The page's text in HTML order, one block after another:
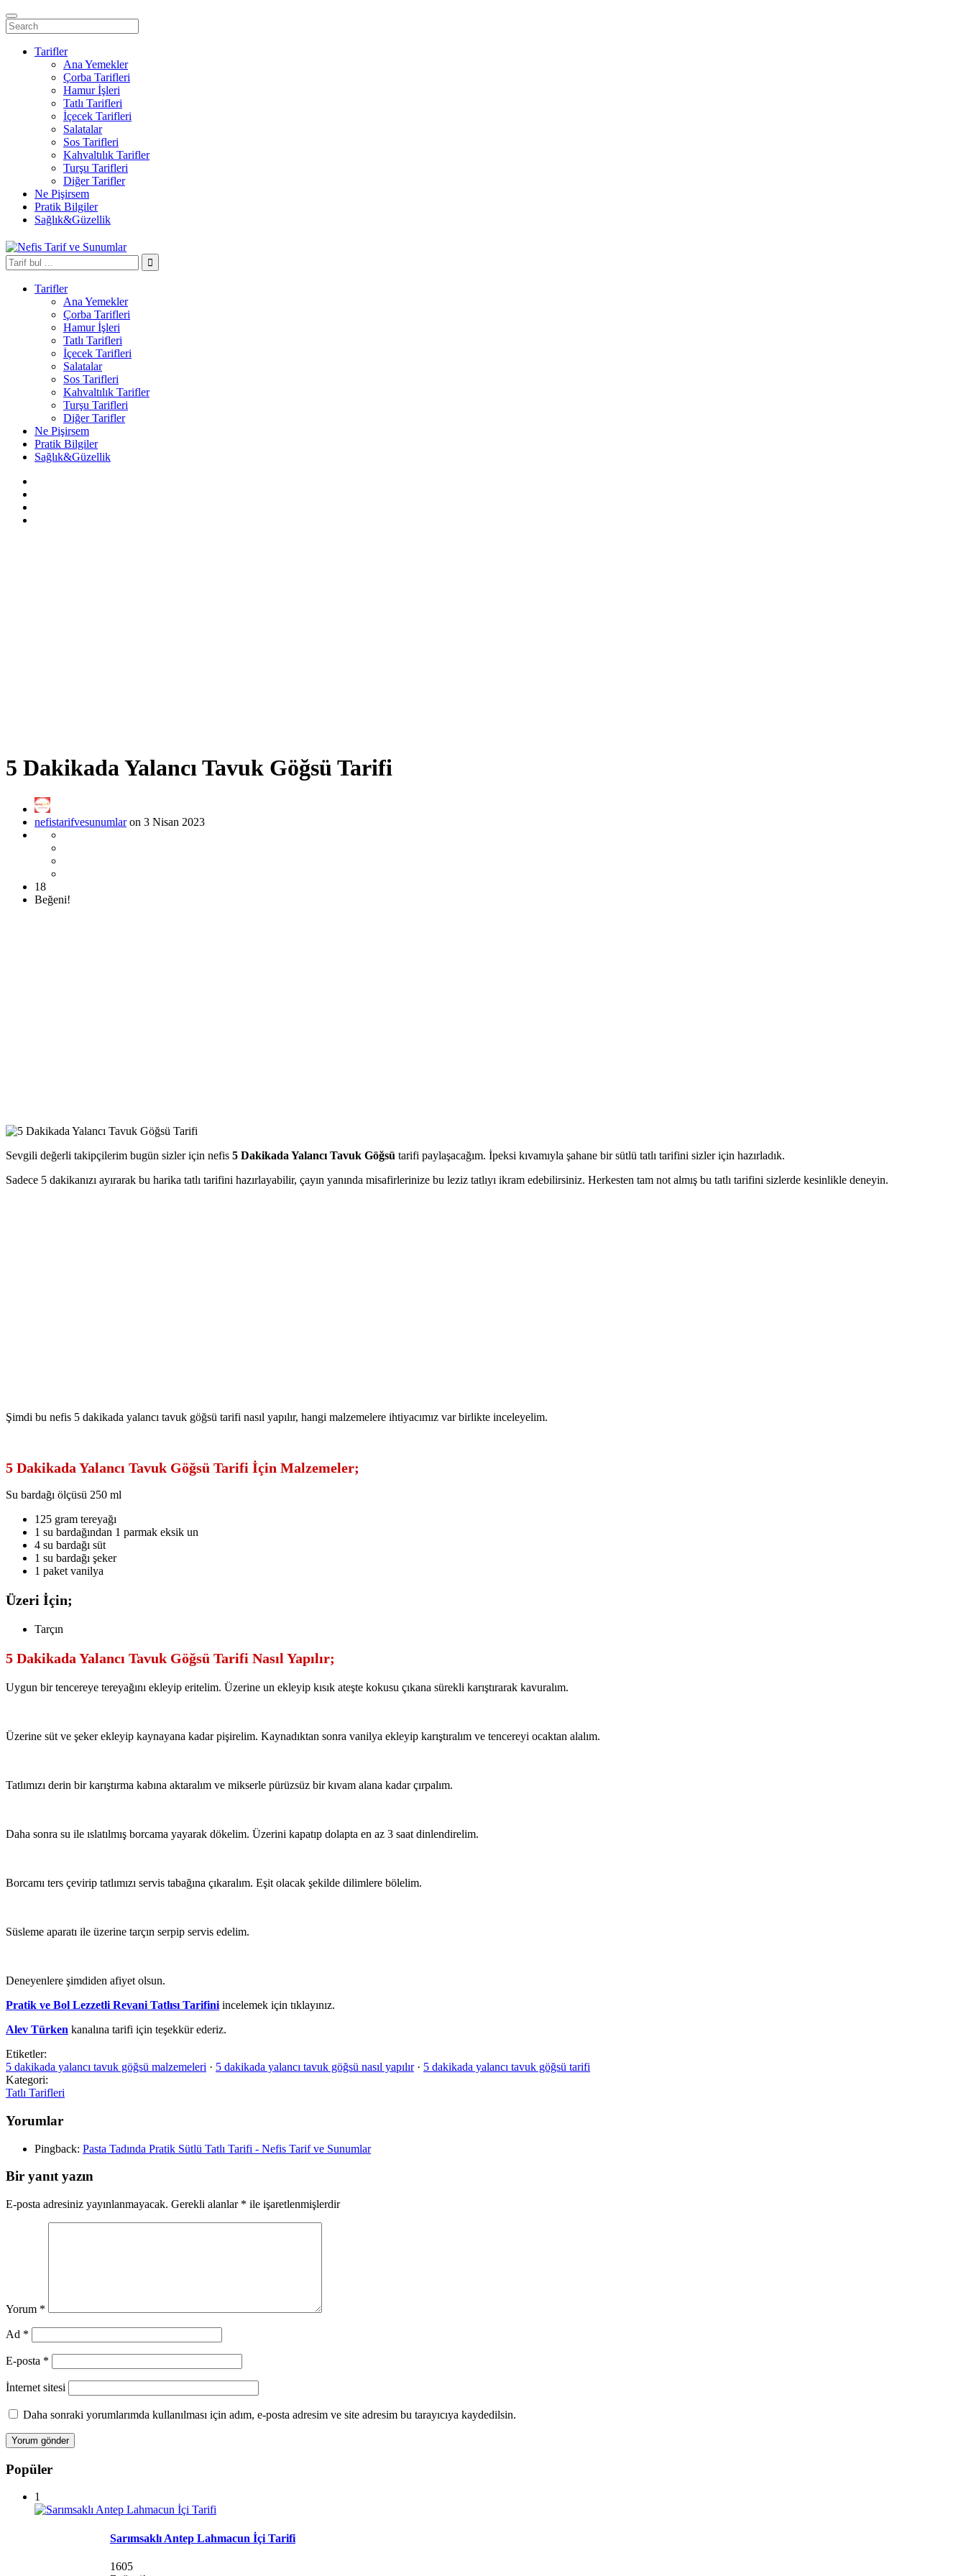
Tarifler
Ana Yemekler
Çorba Tarifleri
Hamur İşleri
Tatlı Tarifleri
İçecek Tarifleri
Salatalar
Sos Tarifleri
Kahvaltılık Tarifler
Turşu Tarifleri
Diğer Tarifler
Ne Pişirsem
Pratik Bilgiler
Sağlık&Güzellik
Tarifler
Ana Yemekler
Çorba Tarifleri
Hamur İşleri
Tatlı Tarifleri
İçecek Tarifleri
Salatalar
Sos Tarifleri
Kahvaltılık Tarifler
Turşu Tarifleri
Diğer Tarifler
Ne Pişirsem
Pratik Bilgiler
Sağlık&Güzellik
5 Dakikada Yalancı Tavuk Göğsü Tarifi
nefistarifvesunumlaron 3 Nisan 2023
18
Beğeni!
Sevgili değerli takipçilerim bugün sizler için nefis 5 Dakikada Yalancı Tavuk Göğsü tarifi paylaşacağım. İpeksi kıvamıyla şahane bir sütlü tatlı tarifini sizler için hazırladık.
Sadece 5 dakikanızı ayırarak bu harika tatlı tarifini hazırlayabilir, çayın yanında misafirlerinize bu leziz tatlıyı ikram edebilirsiniz. Herkesten tam not almış bu tatlı tarifini sizlerde kesinlikle deneyin.
Şimdi bu nefis 5 dakikada yalancı tavuk göğsü tarifi nasıl yapılır, hangi malzemelere ihtiyacımız var birlikte inceleyelim.
5 Dakikada Yalancı Tavuk Göğsü Tarifi İçin Malzemeler;
Su bardağı ölçüsü 250 ml
125 gram tereyağı
1 su bardağından 1 parmak eksik un
4 su bardağı süt
1 su bardağı şeker
1 paket vanilya
Üzeri İçin;
Tarçın
5 Dakikada Yalancı Tavuk Göğsü Tarifi Nasıl Yapılır;
Uygun bir tencereye tereyağını ekleyip eritelim. Üzerine un ekleyip kısık ateşte kokusu çıkana sürekli karıştırarak kavuralım.
Üzerine süt ve şeker ekleyip kaynayana kadar pişirelim. Kaynadıktan sonra vanilya ekleyip karıştıralım ve tencereyi ocaktan alalım.
Tatlımızı derin bir karıştırma kabına aktaralım ve mikserle pürüzsüz bir kıvam alana kadar çırpalım.
Daha sonra su ile ıslatılmış borcama yayarak dökelim. Üzerini kapatıp dolapta en az 3 saat dinlendirelim.
Borcamı ters çevirip tatlımızı servis tabağına çıkaralım. Eşit olacak şekilde dilimlere bölelim.
Süsleme aparatı ile üzerine tarçın serpip servis edelim.
Deneyenlere şimdiden afiyet olsun.
Pratik ve Bol Lezzetli Revani Tatlısı Tarifini incelemek için tıklayınız.
Alev Türken kanalına tarifi için teşekkür ederiz.
Etiketler:
5 dakikada yalancı tavuk göğsü malzemeleri · 5 dakikada yalancı tavuk göğsü nasıl yapılır· 5 dakikada yalancı tavuk göğsü tarifi
Kategori:
Tatlı Tarifleri
Yorumlar
Pingback: Pasta Tadında Pratik Sütlü Tatlı Tarifi - Nefis Tarif ve Sunumlar
Bir yanıt yazın
E-posta adresiniz yayınlanmayacak. Gerekli alanlar * ile işaretlenmişlerdir
Yorum *
Ad *
E-posta *
İnternet sitesi
Daha sonraki yorumlarımda kullanılması için adım, e-posta adresim ve site adresim bu tarayıcıya kaydedilsin.
Popüler
1
Sarımsaklı Antep Lahmacun İçi Tarifi
1605